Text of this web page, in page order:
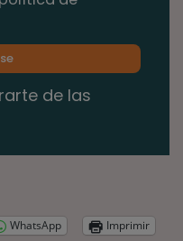
de las
WhatsApp
Imprimir